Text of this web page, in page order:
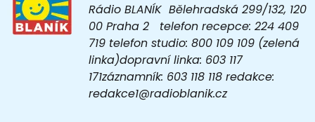
Rádio BLANÍK Bělehradská 299/132, 120
00 Praha 2 telefon recepce: 224 409
719 telefon studio: 800 109 109 (zelená
linka)dopravní linka: 603 117
171záznamník: 603 118 118 redakce:
redakce1@radioblanik.cz